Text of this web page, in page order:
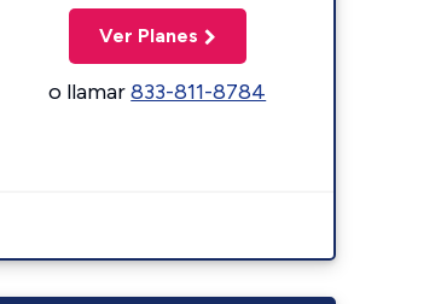
Ver Planes
o llamar833-811-8784